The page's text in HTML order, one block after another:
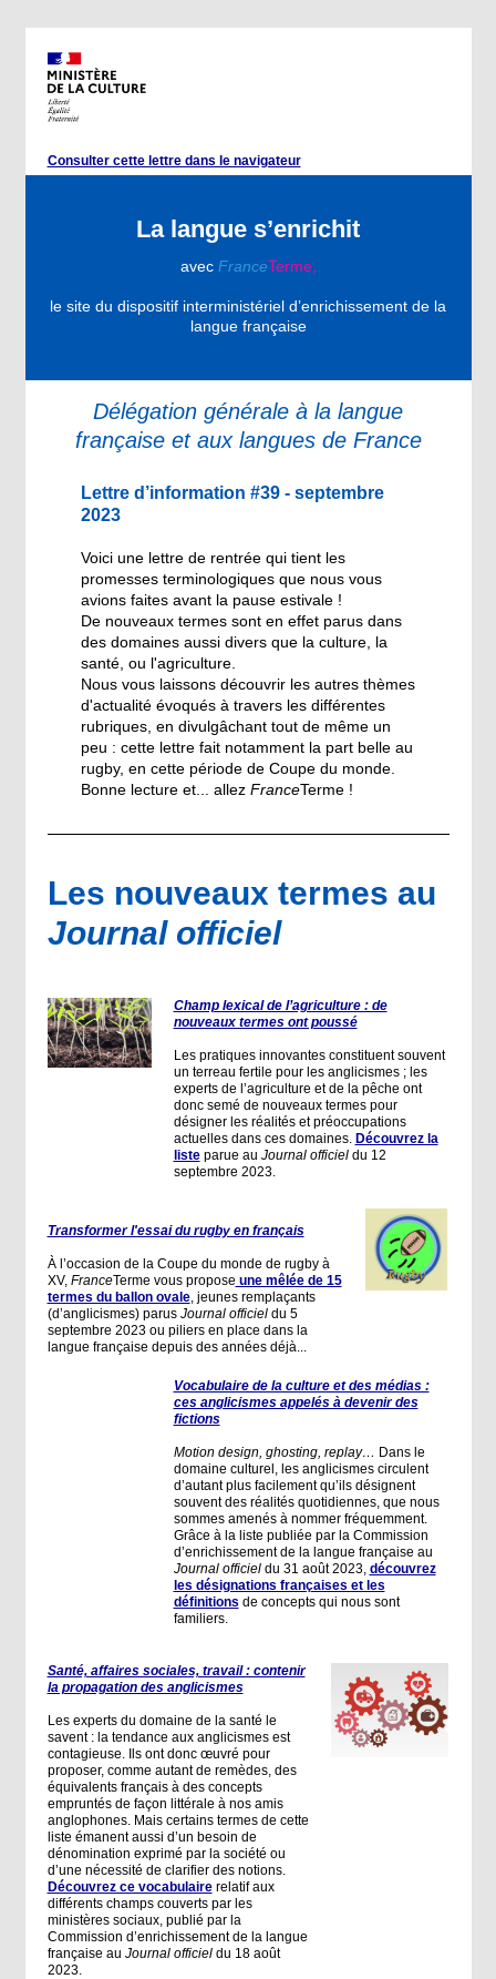
Consulter cette lettre dans le navigateur
La langue s’enrichit
avec FranceTerme,
le site du dispositif interministériel d’enrichissement de la
langue française
Délégation générale à la langue
française et aux langues de France
Lettre d’information #39 - septembre
2023
Voici une lettre de rentrée qui tient les
promesses terminologiques que nous vous
avions faites avant la pause estivale !
De nouveaux termes sont en effet parus dans
des domaines aussi divers que la culture, la
santé, ou l'agriculture.
Nous vous laissons découvrir les autres thèmes
d'actualité évoqués à travers les différentes
rubriques, en divulgâchant tout de même un
peu : cette lettre fait notamment la part belle au
rugby, en cette période de Coupe du monde.
Bonne lecture et... allez FranceTerme !
Les nouveaux termes au
Journal officiel
Champ lexical de l’agriculture : de
nouveaux termes ont poussé
Les pratiques innovantes constituent souvent
un terreau fertile pour les anglicismes ; les
experts de l’agriculture et de la pêche ont
donc semé de nouveaux termes pour
désigner les réalités et préoccupations
actuelles dans ces domaines. Découvrez la
listeparue au Journal officieldu 12
septembre 2023.
Transformer l'essai du rugby en français
À l’occasion de la Coupe du monde de rugby à
XV, FranceTerme vous propose une mêlée de 15
termes du ballon ovale, jeunes remplaçants
(d’anglicismes) parus Journal officieldu 5
septembre 2023 ou piliers en place dans la
langue française depuis des années déjà...
Vocabulaire de la culture et des médias :
ces anglicismes appelés à devenir des
fictions
Motion design, ghosting, replay… Dans le
domaine culturel, les anglicismes circulent
d’autant plus facilement qu’ils désignent
souvent des réalités quotidiennes, que nous
sommes amenés à nommer fréquemment.
Grâce à la liste publiée par la Commission
d’enrichissement de la langue française au
Journal officieldu 31 août 2023, découvrez
les désignations françaises et les
définitions de concepts qui nous sont
familiers.
Santé, affaires sociales, travail : contenir
la propagation des anglicismes
Les experts du domaine de la santé le
savent : la tendance aux anglicismes est
contagieuse. Ils ont donc œuvré pour
proposer, comme autant de remèdes, des
équivalents français à des concepts
empruntés de façon littérale à nos amis
anglophones. Mais certains termes de cette
liste émanent aussi d’un besoin de
dénomination exprimé par la société ou
d’une nécessité de clarifier des notions.
Découvrez ce vocabulairerelatif aux
différents champs couverts par les
ministères sociaux, publié par la
Commission d’enrichissement de la langue
française au Journal officieldu 18 août
2023.